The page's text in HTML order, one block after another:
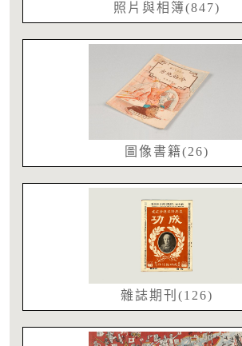
照片與相簿(847)
圖像書籍(26)
雜誌期刊(126)